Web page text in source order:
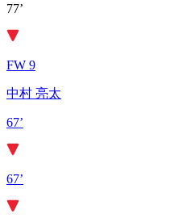
77’
FW 9
中村 亮太
67’
67’